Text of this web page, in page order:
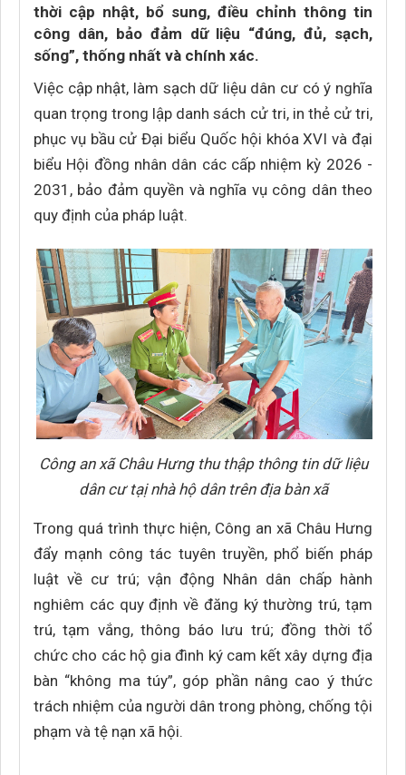
thời cập nhật, bổ sung, điều chỉnh thông tin
công dân, bảo đảm dữ liệu “đúng, đủ, sạch,
sống”, thống nhất và chính xác.
Việc cập nhật, làm sạch dữ liệu dân cư có ý nghĩa
quan trọng trong lập danh sách cử tri, in thẻ cử tri,
phục vụ bầu cử Đại biểu Quốc hội khóa XVI và đại
biểu Hội đồng nhân dân các cấp nhiệm kỳ 2026 -
2031, bảo đảm quyền và nghĩa vụ công dân theo
quy định của pháp luật.
Công an xã Châu Hưng thu thập thông tin dữ liệu
dân cư tạị nhà hộ dân trên địa bàn xã
Trong quá trình thực hiện, Công an xã Châu Hưng
đẩy mạnh công tác tuyên truyền, phổ biến pháp
luật về cư trú; vận động Nhân dân chấp hành
nghiêm các quy định về đăng ký thường trú, tạm
trú, tạm vắng, thông báo lưu trú; đồng thời tổ
chức cho các hộ gia đình ký cam kết xây dựng địa
bàn “không ma túy”, góp phần nâng cao ý thức
trách nhiệm của người dân trong phòng, chống tội
phạm và tệ nạn xã hội.